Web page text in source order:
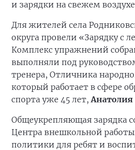
и зарядки на свежем
Для жителей села
округа провели «Зарядку с
Комплекс упражнений
выполняли под
тренера, Отличника
который работает в сфере
спорта уже 45 лет,
Общеукрепляющая зарядка
Центра внешкольной
политики для ребят и